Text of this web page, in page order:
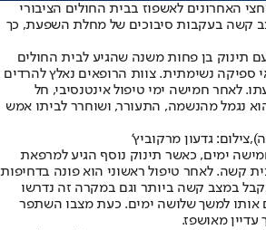
האחרונים לאשפוז בבית החולים הציבורי
קשה בעקבות סיבוכים של מחלת השפעת, כך
תינוק בן פחות משנה שהגיע לבית החולים
ספיקה נשימתית. צוות הרופאים נאלץ להרדים
לאחר חמישה ימי טיפול אינטנסיבי, חל
נגמל מהנשמה, התעורר, ושוחרר לביתו אמש
גדעון מרקוביץ'
ימים, כאשר תינוק נוסף הגיע למרפאת
קשה. לאחר טיפול ראשוני הוא פונה בדחיפות
במצב קשה ביותר וגם במקרה זה נדרשו
אותו למשך שלושה ימים. כעת מצבו השתפר
מאושפז.